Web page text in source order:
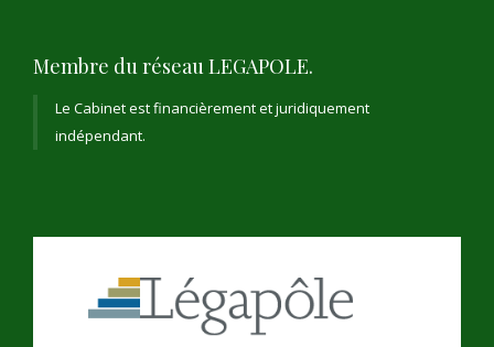
Membre du réseau LEGAPOLE.
Le Cabinet est financièrement et juridiquement
indépendant.